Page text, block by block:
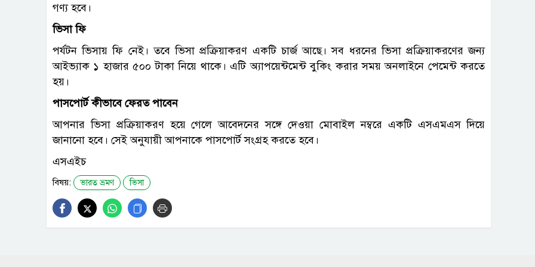
গণ্য হবে।
ভিসা ফি
পর্যটন ভিসায় ফি নেই। তবে ভিসা প্রক্রিয়াকরণ একটি চার্জ আছে। সব ধরনের ভিসা প্রক্রিয়াকরণের জন্য
আইভ্যাক ১ হাজার ৫০০ টাকা নিয়ে থাকে। এটি অ্যাপয়েন্টমেন্ট বুকিং করার সময় অনলাইনে পেমেন্ট করতে
হয়।
পাসপোর্ট কীভাবে ফেরত পাবেন
আপনার ভিসা প্রক্রিয়াকরণ হয়ে গেলে আবেদনের সঙ্গে দেওয়া মোবাইল নম্বরে একটি এসএমএস দিয়ে
জানানো হবে। সেই অনুযায়ী আপনাকে পাসপোর্ট সংগ্রহ করতে হবে।
এসএইচ
বিষয়: ভারত ভ্রমণ ভিসা